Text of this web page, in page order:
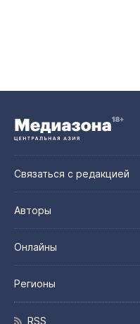
Связаться с редакцией
Авторы
Онлайны
Регионы
RSS